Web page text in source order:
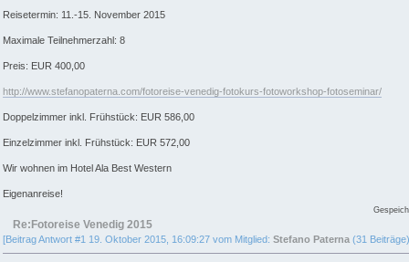
Reisetermin: 11.-15. November 2015
Maximale Teilnehmerzahl: 8
Preis: EUR 400,00
http://www.stefanopaterna.com/fotoreise-venedig-fotokurs-fotoworkshop-fotoseminar/
Doppelzimmer inkl. Frühstück: EUR 586,00
Einzelzimmer inkl. Frühstück: EUR 572,00
Wir wohnen im Hotel Ala Best Western
Eigenanreise!
Re:Fotoreise Venedig 2015
[Beitrag Antwort #1 19. Oktober 2015, 16:09:27 vom Mitglied: Stefano Paterna (31